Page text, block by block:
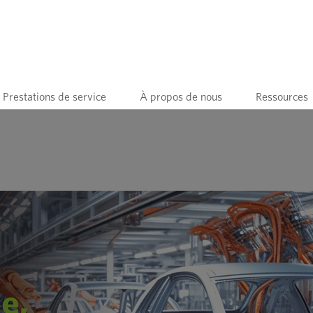
Prestations de service À propos de nous Ressources